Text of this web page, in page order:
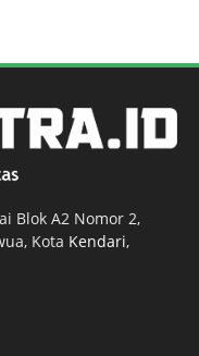
Blok A2 Nomor 2,
Kota Kendari,